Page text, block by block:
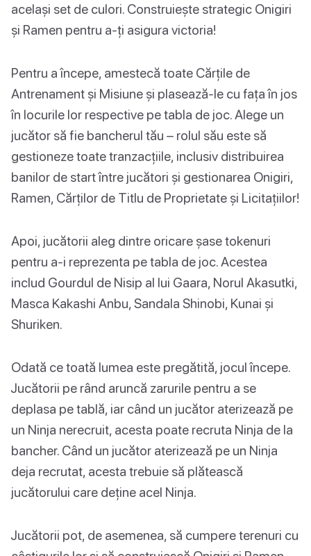
același set de culori. Construiește strategic Onigiri
și Ramen pentru a-ți asigura victoria!
Pentru a începe, amestecă toate Cărțile de
Antrenament și Misiune și plasează-le cu fața în jos
în locurile lor respective pe tabla de joc. Alege un
jucător să fie bancherul tău – rolul său este să
gestioneze toate tranzacțiile, inclusiv distribuirea
banilor de start între jucători și gestionarea Onigiri,
Ramen, Cărților de Titlu de Proprietate și Licitațiilor!
Apoi, jucătorii aleg dintre oricare șase tokenuri
pentru a-i reprezenta pe tabla de joc. Acestea
includ Gourdul de Nisip al lui Gaara, Norul Akasutki,
Masca Kakashi Anbu, Sandala Shinobi, Kunai și
Shuriken.
Odată ce toată lumea este pregătită, jocul începe.
Jucătorii pe rând aruncă zarurile pentru a se
deplasa pe tablă, iar când un jucător aterizează pe
un Ninja nerecruit, acesta poate recruta Ninja de la
bancher. Când un jucător aterizează pe un Ninja
deja recrutat, acesta trebuie să plătească
jucătorului care deține acel Ninja.
Jucătorii pot, de asemenea, să cumpere terenuri cu